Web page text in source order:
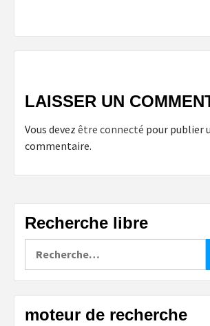
LAISSER UN
Vous devez être connecté pour publier
commentaire.
Recherche libre
moteur de recherche